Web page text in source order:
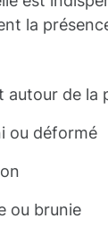
la
autour de la
ou déformé
ou brunie